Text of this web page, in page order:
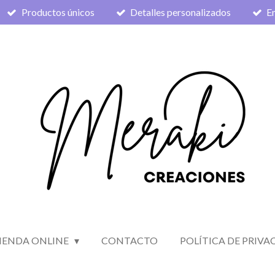
Productos únicos Detalles personalizados
ONLINE CONTACTO POLÍTICA DE